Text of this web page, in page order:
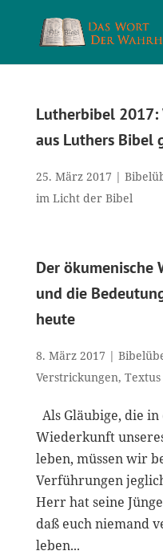
Lutherbibel 2017:
aus Luthers Bibel
25. März 2017 |
im Licht der Bibel
Der ökumenische
und die
heute
8. März 2017 |
Verstrickungen, Textus
Als Gläubige, die
Wiederkunft
leben, müssen wir
Verführungen
Herr hat seine
daß euch niemand
leben...